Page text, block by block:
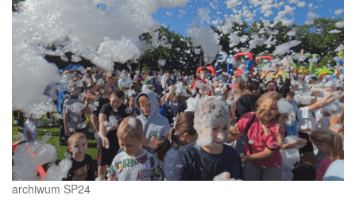
archiwum SP24